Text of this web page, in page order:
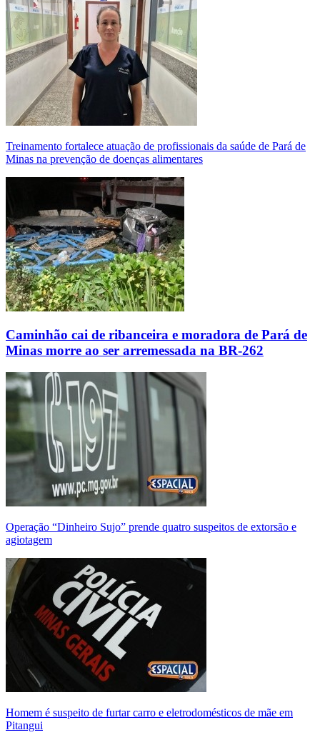
Treinamento fortalece atuação de profissionais da saúde de Pará de
Minas na prevenção de doenças alimentares
Caminhão cai de ribanceira e moradora de Pará de
Minas morre ao ser arremessada na BR-262
Operação “Dinheiro Sujo” prende quatro suspeitos de extorsão e
agiotagem
Homem é suspeito de furtar carro e eletrodomésticos de mãe em
Pitangui